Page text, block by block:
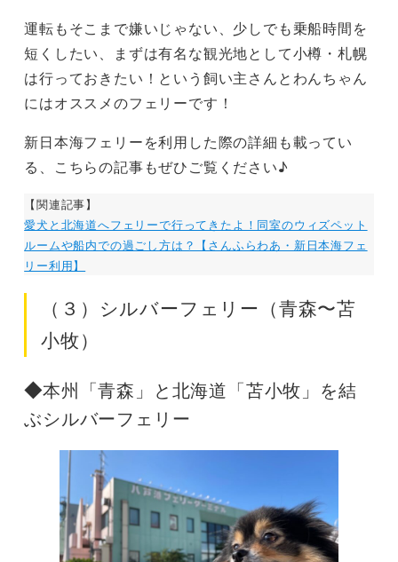
運転もそこまで嫌いじゃない、少しでも乗船時間を
短くしたい、まずは有名な観光地として小樽・札幌
は行っておきたい！という飼い主さんとわんちゃん
にはオススメのフェリーです！
新日本海フェリーを利用した際の詳細も載ってい
る、こちらの記事もぜひご覧ください♪
【関連記事】
愛犬と北海道へフェリーで行ってきたよ！同室のウィズペット
ルームや船内での過ごし方は？【さんふらわあ・新日本海フェ
リー利用】
（３）シルバーフェリー（青森〜苫
小牧）
◆本州「青森」と北海道「苫小牧」を結
ぶシルバーフェリー